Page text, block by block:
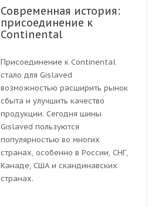
Современная история:
присоединение к
Continental
Присоединение к Continental
стало для Gislaved
возможностью расширить рынок
сбыта и улучшить качество
продукции. Сегодня шины
Gislaved пользуются
популярностью во многих
странах, особенно в России, СНГ,
Канаде, США и скандинавских
странах.